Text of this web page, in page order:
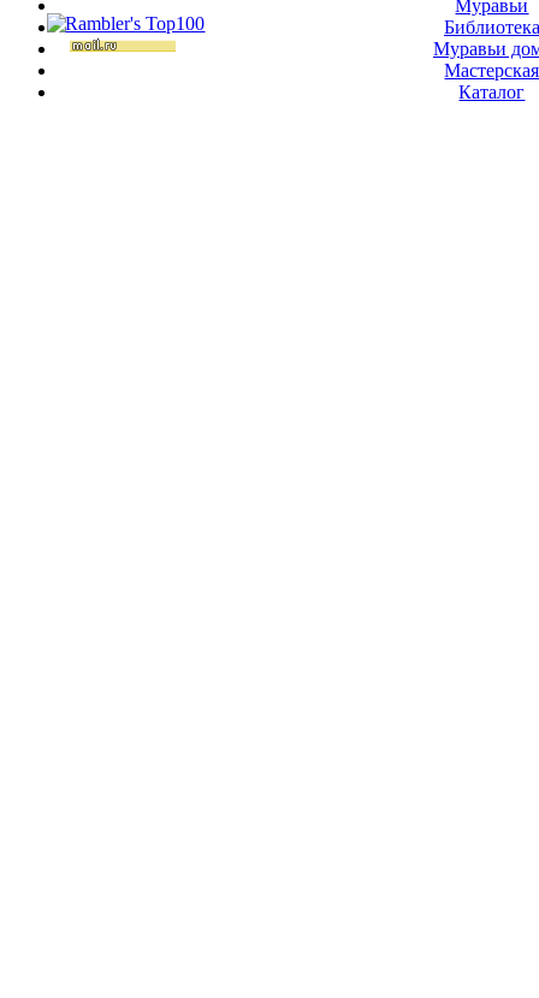
Муравьи
Библиотека
Муравьи
Мастерская
Каталог